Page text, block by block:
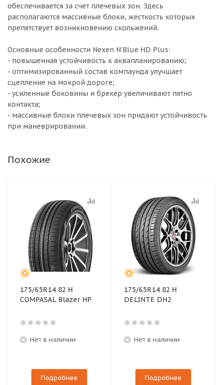
обеспечивается за счет плечевых зон. Здесь
располагаются массивные блоки, жесткость которых
препятствует возникновению скольжений.
Основные особенности Nexen N’Blue HD Plus:
- повышенная устойчивость к аквапланированию;
- оптимизированный состав компаунда улучшает
сцепление на мокрой дороге;
- усиленные боковины и брекер увеличивают пятно
контакта;
- массивные блоки плечевых зон придают устойчивость
при маневрировании.
Похожие
175/65R14 82 H
COMPASAL Blazer HP
Нет в наличии
Подробнее
175/65R14 82 H
DELINTE DH2
Нет в наличии
Подробнее